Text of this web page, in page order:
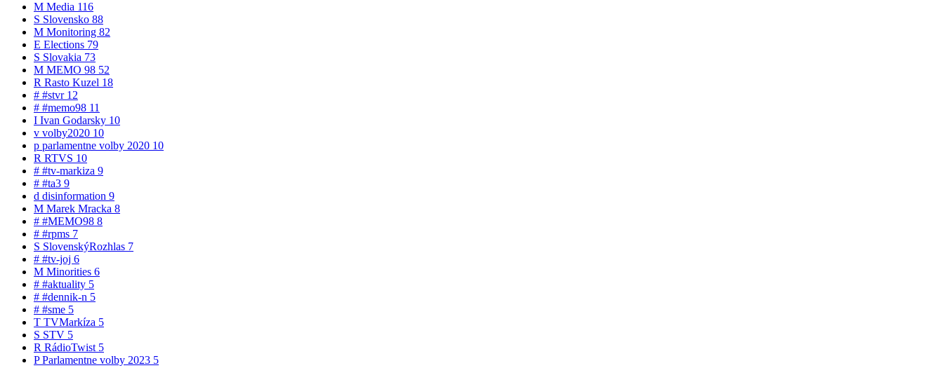
M Media 116
S Slovensko 88
M Monitoring 82
E Elections 79
S Slovakia 73
M MEMO 98 52
R Rasto Kuzel 18
# #stvr 12
# #memo98 11
I Ivan Godarsky 10
v volby2020 10
p parlamentne volby 2020 10
R RTVS 10
# #tv-markiza 9
# #ta3 9
d disinformation 9
M Marek Mracka 8
# #MEMO98 8
# #rpms 7
S SlovenskýRozhlas 7
# #tv-joj 6
M Minorities 6
# #aktuality 5
# #dennik-n 5
# #sme 5
T TVMarkíza 5
S STV 5
R RádioTwist 5
PParlamentne volby 2023 5